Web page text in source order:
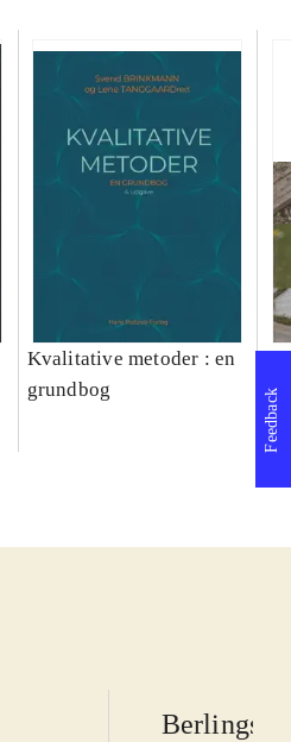
Kvalitative metoder : en
grundbog
Feedback